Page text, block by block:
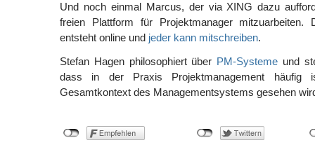
Und noch einmal Marcus, der via XING dazu
freien Plattform für Projektmanager mitzuarbeiten.
entsteht online und jeder kann mitschreiben.
Stefan Hagen philosophiert über PM-Systeme und
dass in der Praxis Projektmanagement häufig
Gesamtkontext des Managementsystems gesehen